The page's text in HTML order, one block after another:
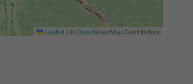
Leaflet | ©OpenStreetMapContributors